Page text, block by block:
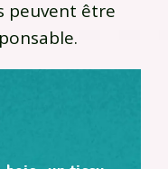
peuvent être